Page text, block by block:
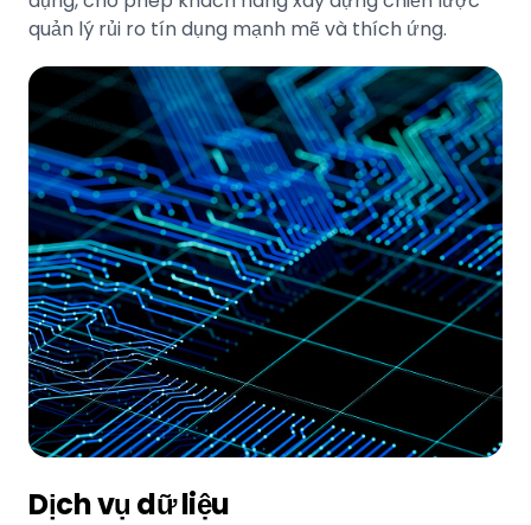
quản lý rủi ro tín dụng mạnh mẽ và thích ứng.
Dịch vụ dữ liệu